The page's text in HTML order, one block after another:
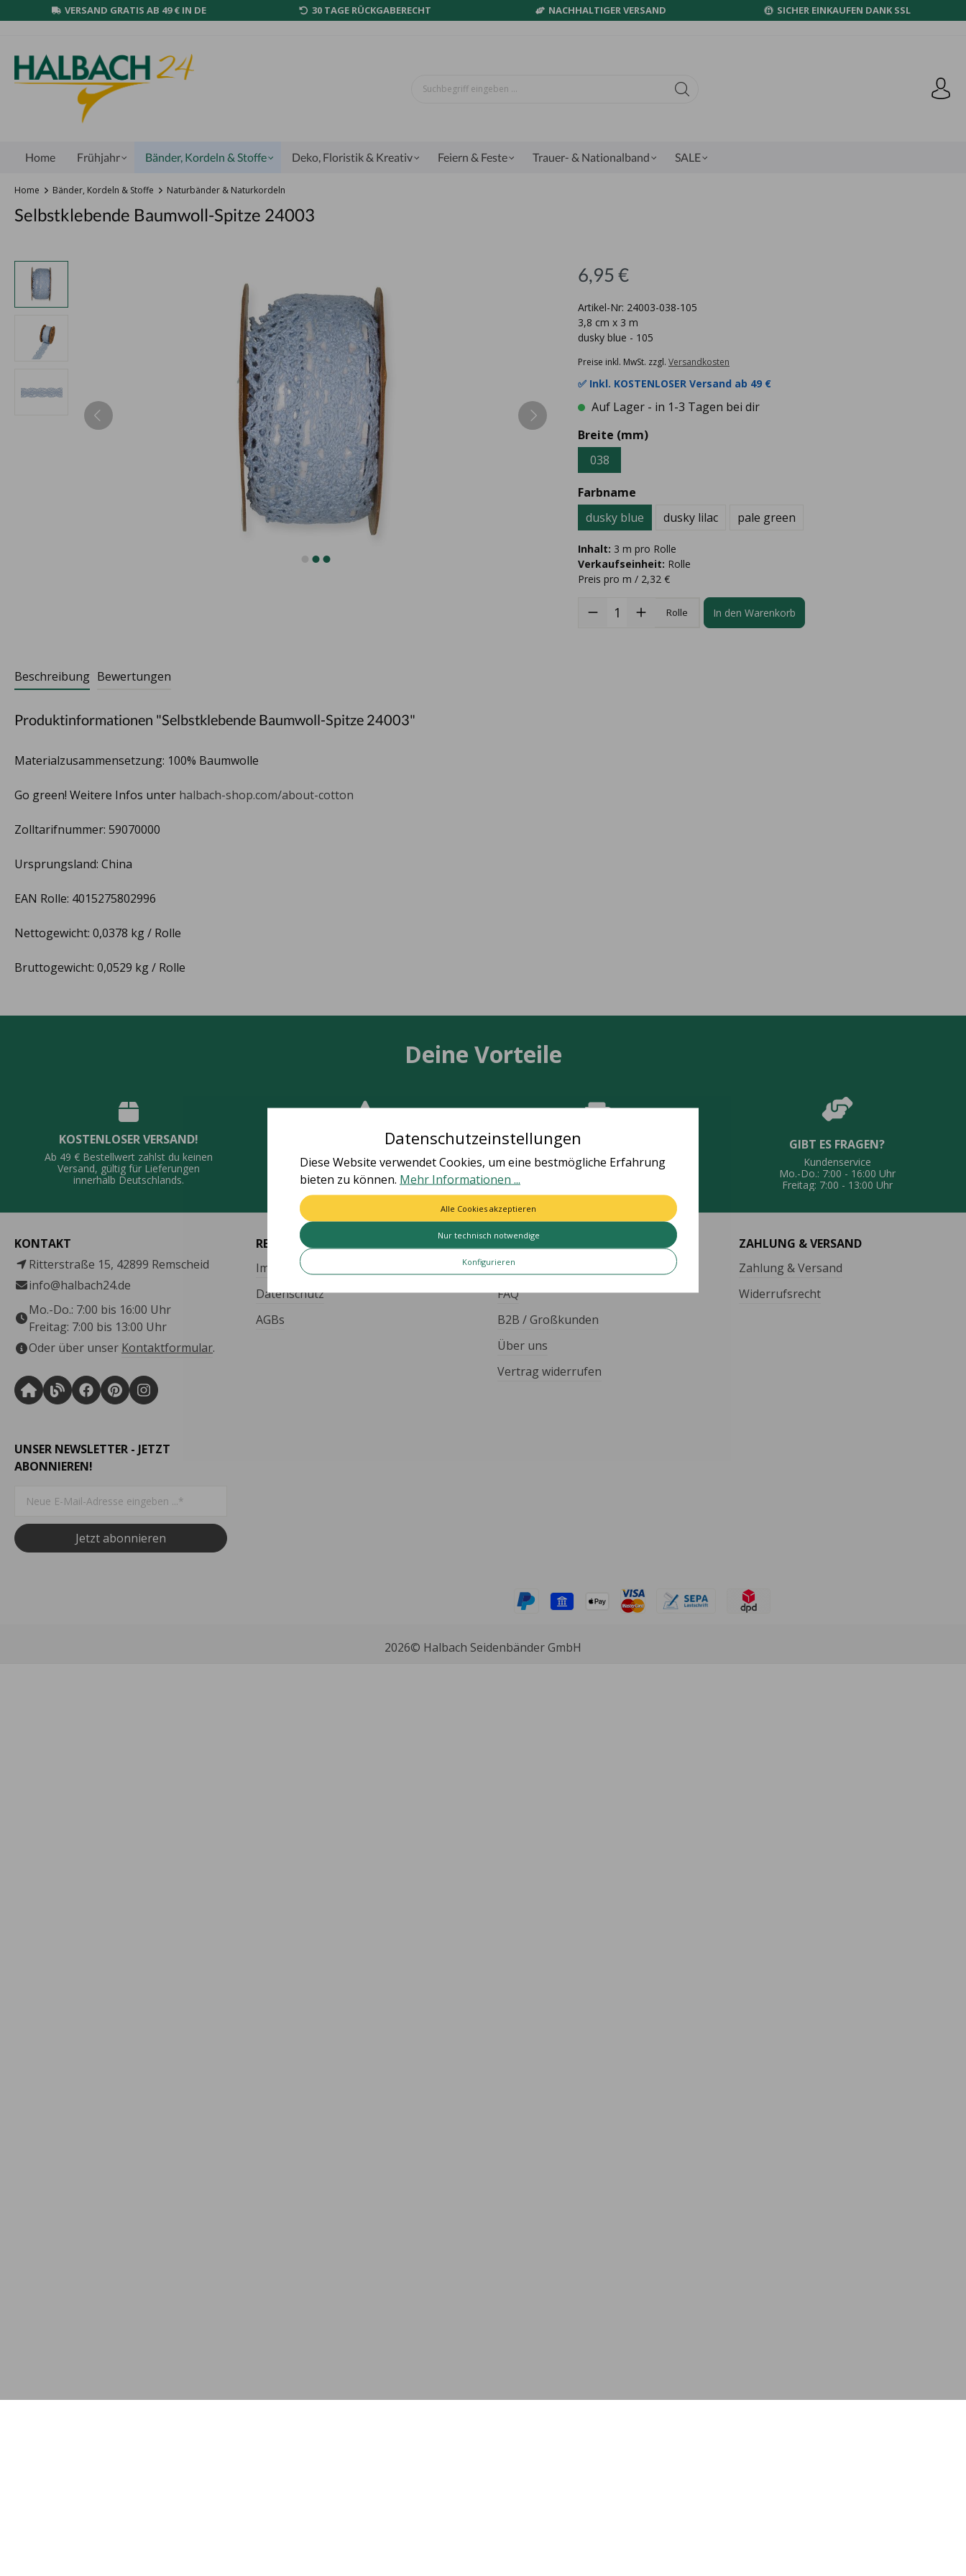
VERSAND GRATIS AB 49 € IN DE 30 TAGE RÜCKGABERECHT NACHHALTIGER VERSAND SICHER EINKAUFEN DANK SSL
Home Frühjahr Bänder, Kordeln & Stoffe Deko, Floristik & Kreativ Feiern & Feste Trauer- & Nationalband SALE
Home Bänder, Kordeln & Stoffe Naturbänder & Naturkordeln
Selbstklebende Baumwoll-Spitze 24003
6,95 €
Artikel-Nr: 24003-038-105
3,8 cm x 3 m
dusky blue - 105
Preise inkl. MwSt. zzgl. Versandkosten
✅ Inkl. KOSTENLOSER Versand ab 49 €
Auf Lager - in 1-3 Tagen bei dir
Breite (mm)
038
Farbname
dusky blue
dusky lilac pale green
Inhalt: 3 m pro Rolle
Verkaufseinheit: Rolle
Preis pro m / 2,32 €
Rolle In den Warenkorb
Beschreibung Bewertungen
Produktinformationen "Selbstklebende Baumwoll-Spitze 24003"
Materialzusammensetzung: 100% Baumwolle
Go green! Weitere Infos unter halbach-shop.com/about-cotton
Zolltarifnummer: 59070000
Ursprungsland: China
EAN Rolle: 4015275802996
Nettogewicht: 0,0378 kg / Rolle
Bruttogewicht: 0,0529 kg / Rolle
Deine Vorteile
KOSTENLOSER VERSAND!
Ab 49 € Bestellwert zahlst du keinen
Versand, gültig für Lieferungen
innerhalb Deutschlands.
Viele Artikel vollständig in
Deutschland hergestellt.
SCHNELLE LIEFERUNG
Schnelle und bequeme Lieferung
GIBT ES FRAGEN?
Kundenservice
Mo.-Do.: 7:00 - 16:00 Uhr
Freitag: 7:00 - 13:00 Uhr
KONTAKT
Ritterstraße 15, 42899 Remscheid
info@halbach24.de
Mo.-Do.: 7:00 bis 16:00 Uhr
Freitag: 7:00 bis 13:00 Uhr
Oder über unser Kontaktformular.
RECHTLICHES
Impressum
Datenschutz
AGBs
HILFE & KONTAKT
Kontakt
FAQ
B2B / Großkunden
Über uns
Vertrag widerrufen
ZAHLUNG & VERSAND
Zahlung & Versand
Widerrufsrecht
UNSER NEWSLETTER - JETZT
ABONNIEREN!
Jetzt abonnieren
2026© Halbach Seidenbänder GmbH
Datenschutzeinstellungen
Diese Website verwendet Cookies, um eine bestmögliche Erfahrung
bieten zu können. Mehr Informationen ...
Nur technisch notwendige
Konfigurieren
Alle Cookies akzeptieren